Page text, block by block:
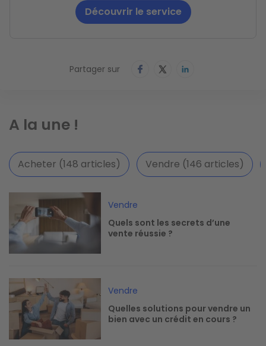
Découvrir le service
Partager sur
A la une !
Acheter (148 articles) Vendre (146 articles)
Vendre
Quels sont les secrets d’une
vente réussie ?
Image
Vendre
Quelles solutions pour vendre un
bien avec un crédit en cours ?